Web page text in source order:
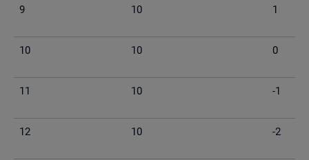
9 10 1
10 10 0
11 10 -1
12 10 -2